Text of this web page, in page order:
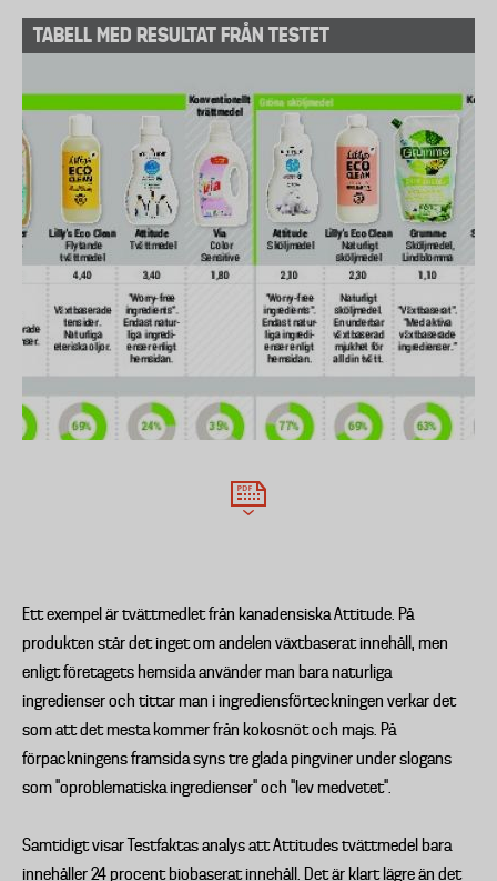
TABELL MED RESULTAT FRÅN TESTET
Ett exempel är tvättmedlet från kanadensiska Attitude. På
produkten står det inget om andelen växtbaserat innehåll, men
enligt företagets hemsida använder man bara naturliga
ingredienser och tittar man i ingrediensförteckningen verkar det
som att det mesta kommer från kokosnöt och majs. På
förpackningens framsida syns tre glada pingviner under slogans
som ”oproblematiska ingredienser” och ”lev medvetet”.
Samtidigt visar Testfaktas analys att Attitudes tvättmedel bara
innehåller 24 procent biobaserat innehåll. Det är klart lägre än det